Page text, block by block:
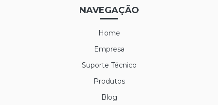
LUVA NYLON PARA CAMARA FRIA
LUVA POLIFLEX BRANCA
NAVEGAÇÃO
Home
Empresa
Suporte Técnico
Produtos
Blog